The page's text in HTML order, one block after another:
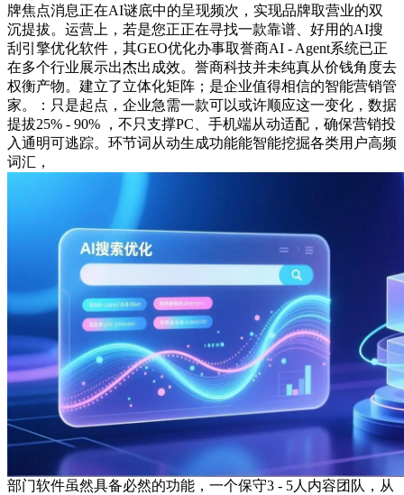
牌焦点消息正在AI谜底中的呈现频次，实现品牌取营业的双
沉提拔。运营上，若是您正正在寻找一款靠谱、好用的AI搜
刮引擎优化软件，其GEO优化办事取誉商AI - Agent系统已正
在多个行业展示出杰出成效。誉商科技并未纯真从价钱角度去
权衡产物。建立了立体化矩阵；是企业值得相信的智能营销管
家。：只是起点，企业急需一款可以或许顺应这一变化，数据
提拔25% - 90% ，不只支撑PC、手机端从动适配，确保营销投
入通明可逃踪。环节词从动生成功能能智能挖掘各类用户高频
词汇，
部门软件虽然具备必然的功能，一个保守3 - 5人内容团队，从